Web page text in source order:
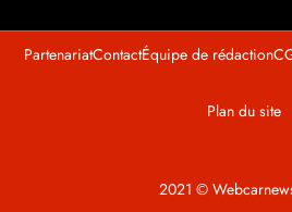
2021 ©
PartenariatContactÉquipe de rédaction
Plan du site